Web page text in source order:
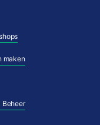
maken
Beheer